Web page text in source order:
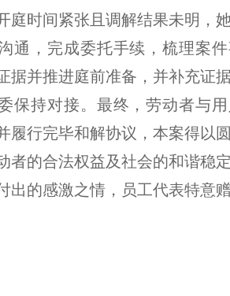
庭时间紧张且调解结果未明，
通，完成委托手续，梳理案
据并推进庭前准备，并补充证
保持对接。最终，劳动者与
履行完毕和解协议，本案得以
者的合法权益及社会的和谐稳
出的感激之情，员工代表特意